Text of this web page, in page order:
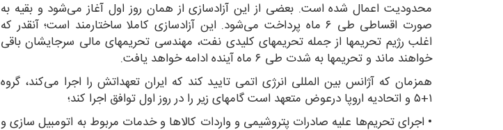
محدودیت اعمال شده است. بعضی از این آزادسازی از همان روز اول آغاز می‌شود و بقیه به
صورت اقساطی طی ۶ ماه پرداخت می‌شود. این آزادسازی کاملا ساختارمند است؛ آنقدر که
اغلب رژیم تحریمها از جمله تحریمهای کلیدی نفت، مهندسی تحریمهای مالی سرجایشان باقی
خواهند ماند و تحریمها به شدت طی ۶ ماه آینده ادامه خواهد یافت.
همزمان که آژانس بین المللی انرژی اتمی تایید کند که ایران تعهداتش را اجرا می‌کند، گروه
۱+۵ و اتحادیه اروپا درعوض متعهد است گامهای زیر را در روز اول توافق اجرا کند؛
• اجرای تحریم‌ها علیه صادرات پتروشیمی و واردات کالاها و خدمات مربوط به اتومبیل سازی و